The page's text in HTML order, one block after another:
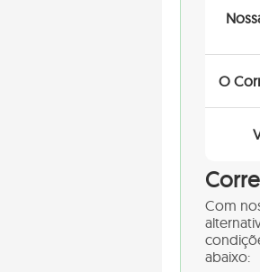
O
Com
abaixo: